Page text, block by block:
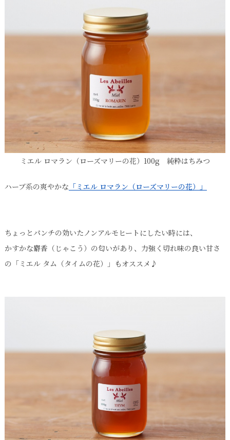
ミエル ロマラン（ローズマリーの花）100g 純粋はちみつ
ハーブ系の爽やかな 「ミエル ロマラン（ローズマリーの花）」
ちょっとパンチの効いたノンアルモヒートにしたい時には、
かすかな麝香（じゃこう）の匂いがあり、力強く切れ味の良い甘さ
の「ミエル タム（タイムの花）」もオススメ♪